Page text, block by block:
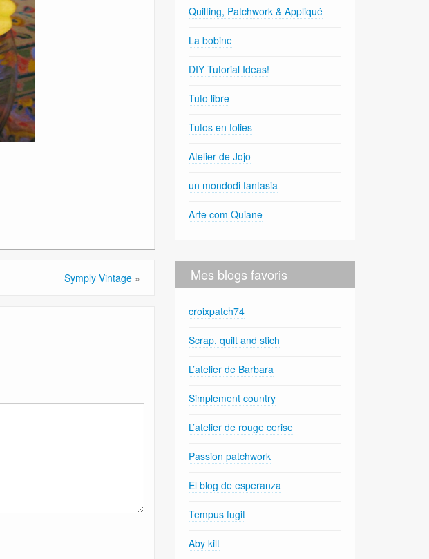
Symply Vintage »
Quilting, Patchwork & Appliqué
La bobine
DIY Tutorial Ideas!
Tuto libre
Tutos en folies
Atelier de Jojo
un mondodi fantasia
Arte com Quiane
Mes blogs favoris
croixpatch74
Scrap, quilt and stich
L’atelier de Barbara
Simplement country
L’atelier de rouge cerise
Passion patchwork
El blog de esperanza
Tempus fugit
Aby kilt